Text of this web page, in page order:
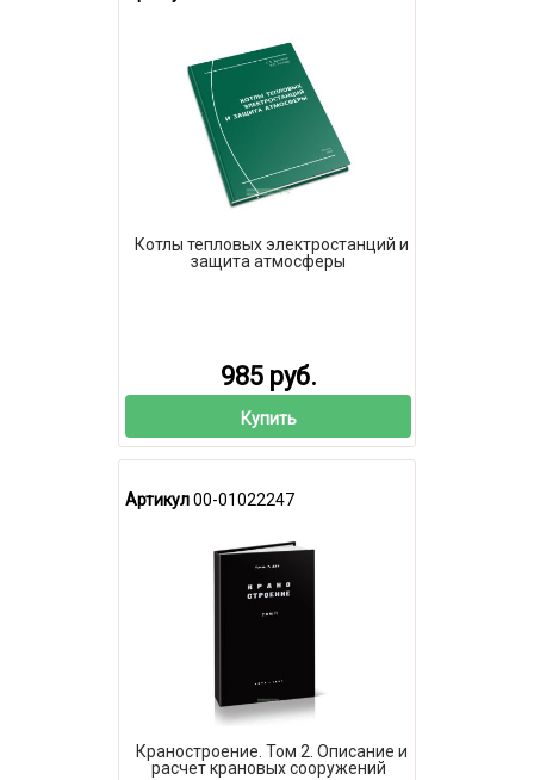
Котлы тепловых электростанций и
защита атмосферы
985 руб.
Купить
Артикул00-01022247
Краностроение. Том 2. Описание и
расчет крановых сооружений